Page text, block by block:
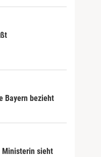
Bayern bezieht
Ministerin sieht